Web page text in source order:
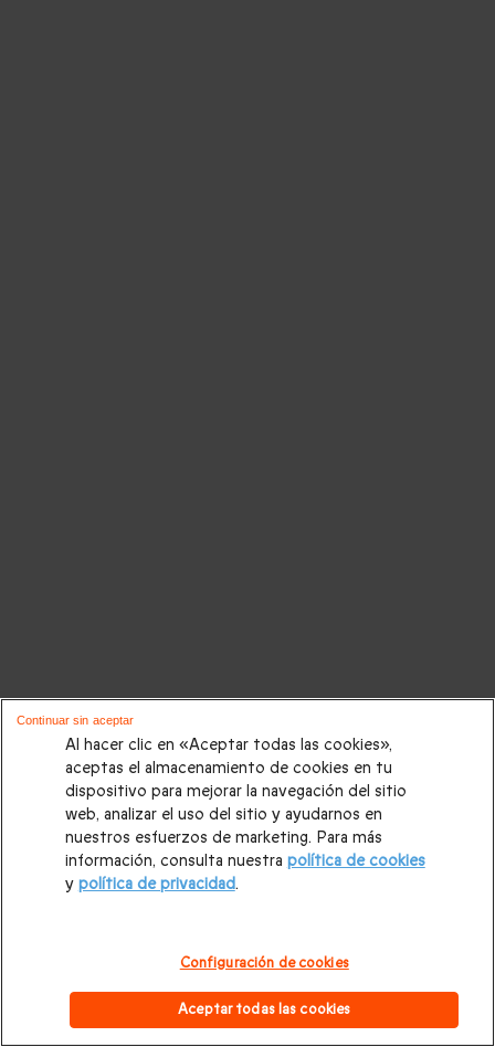
Al hacer clic en «Aceptar todas las cookies»,
aceptas el almacenamiento de cookies en tu
dispositivo para mejorar la navegación del sitio
web, analizar el uso del sitio y ayudarnos en
nuestros esfuerzos de marketing. Para más
información, consulta nuestra política de cookies
y política de privacidad.
Configuración de cookies
Aceptar todas las cookies
Continuar sin aceptar